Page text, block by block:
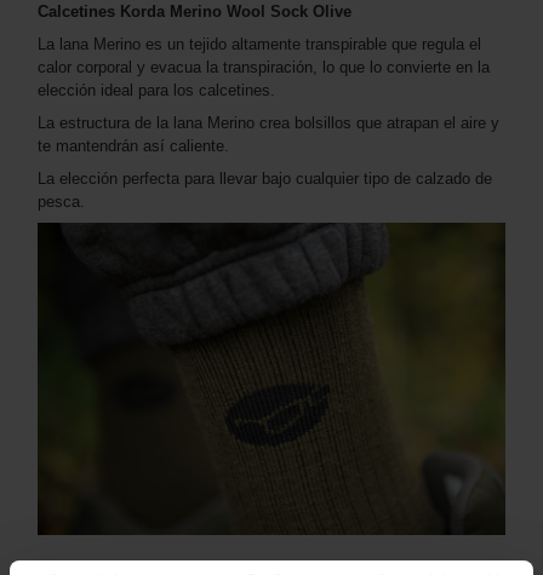
Calcetines Korda Merino Wool Sock Olive
La lana Merino es un tejido altamente transpirable que regula el
calor corporal y evacua la transpiración, lo que lo convierte en la
elección ideal para los calcetines.
La estructura de la lana Merino crea bolsillos que atrapan el aire y
te mantendrán así caliente.
La elección perfecta para llevar bajo cualquier tipo de calzado de
pesca.